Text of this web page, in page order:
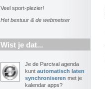
Veel sport-plezier!
Het bestuur & de webmetser
Wist je dat...
Je de Parcival agenda
kunt automatisch laten
synchroniseren met je
kalendar apps?